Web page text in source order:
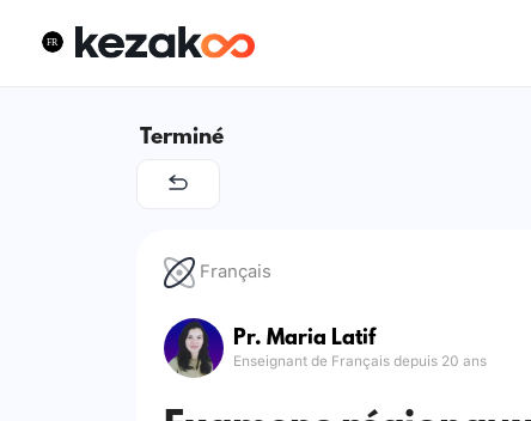
Terminé
Français
Pr. Maria Latif
Enseignant de Français depuis 20 ans